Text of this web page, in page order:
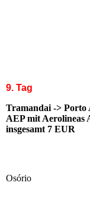
9. Tag
Tramandai -> Porto
AEP mit Aerolineas
insgesamt 7 EUR
Osório